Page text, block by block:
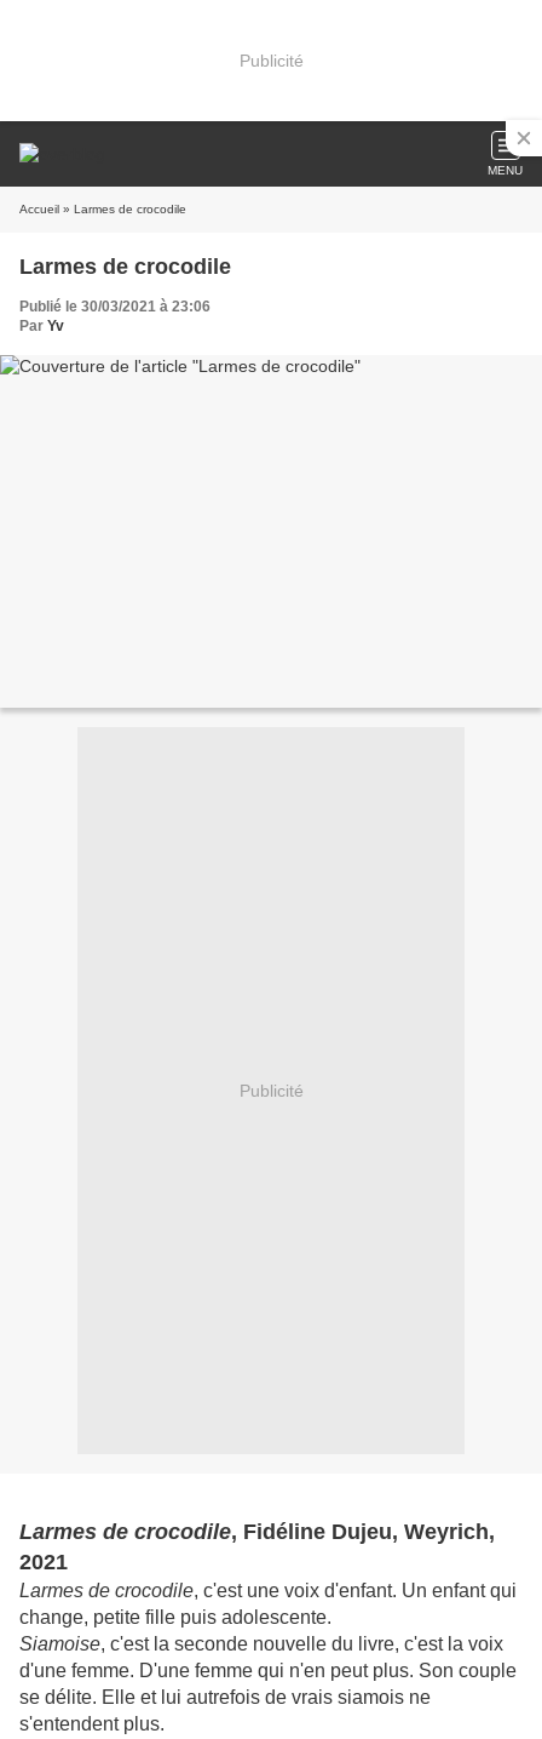
Publicité
MENU
Accueil » Larmes de crocodile
Larmes de crocodile
Publié le 30/03/2021 à 23:06
Par Yv
Publicité
Larmes de crocodile, Fidéline Dujeu, Weyrich,
2021
Larmes de crocodile, c'est une voix d'enfant. Un enfant qui
change, petite fille puis adolescente.
Siamoise, c'est la seconde nouvelle du livre, c'est la voix
d'une femme. D'une femme qui n'en peut plus. Son couple
se délite. Elle et lui autrefois de vrais siamois ne
s'entendent plus.